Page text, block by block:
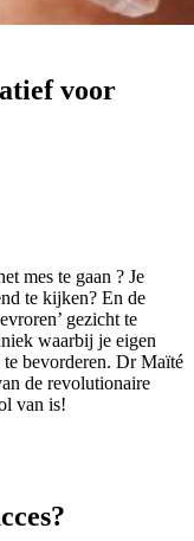
voor
mes te gaan ? Je
te kijken? En de
gezicht te
waarbij je eigen
bevorderen. Dr Maïté
de revolutionaire
van is!